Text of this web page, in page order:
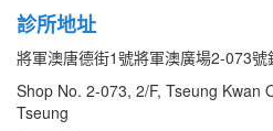
診所地址
將軍澳唐德街1號將軍澳廣場2-073號
Shop No. 2-073, 2/F, Tseung Kwan
Tseung